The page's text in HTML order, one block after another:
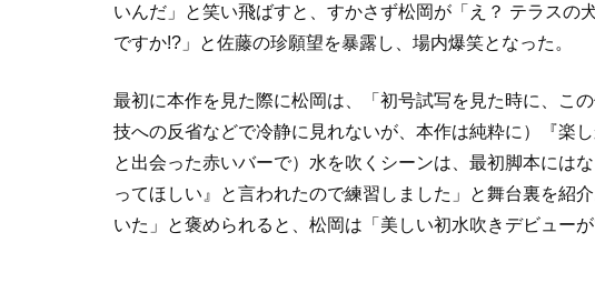
いんだ」と笑い飛ばすと、すかさず松岡が「え？ テラスの
ですか!?」と佐藤の珍願望を暴露し、場内爆笑となった。
最初に本作を見た際に松岡は、「初号試写を見た時に、こ
技への反省などで冷静に見れないが、本作は純粋に）『楽
と出会った赤いバーで）水を吹くシーンは、最初脚本には
ってほしい』と言われたので練習しました」と舞台裏を紹
いた」と褒められると、松岡は「美しい初水吹きデビュー